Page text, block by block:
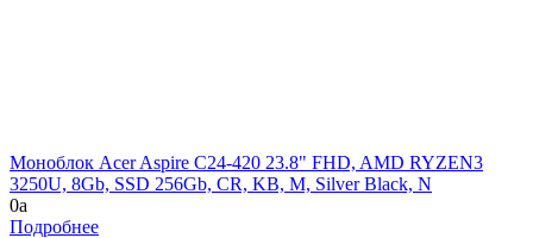
Моноблок Acer Aspire C24-420 23.8" FHD, AMD RYZEN3
3250U, 8Gb, SSD 256Gb, CR, KB, M, Silver Black, N
0a
Подробнее